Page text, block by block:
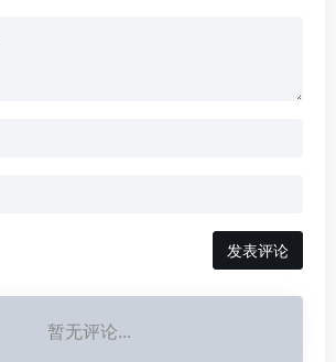
发表评论
暂无评论...